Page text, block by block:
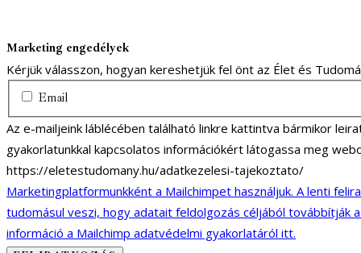
Marketing engedélyek
Kérjük válasszon, hogyan kereshetjük fel önt az Élet és
Email
Az e-mailjeink láblécében található linkre kattintva bármikor
gyakorlatunkkal kapcsolatos információkért látogassa meg
https://eletestudomany.hu/adatkezelesi-tajekoztato/
Marketingplatformunkként a Mailchimpet használjuk. A lenti
tudomásul veszi, hogy adatait feldolgozás céljából továbbítják
információ a Mailchimp adatvédelmi gyakorlatáról itt.